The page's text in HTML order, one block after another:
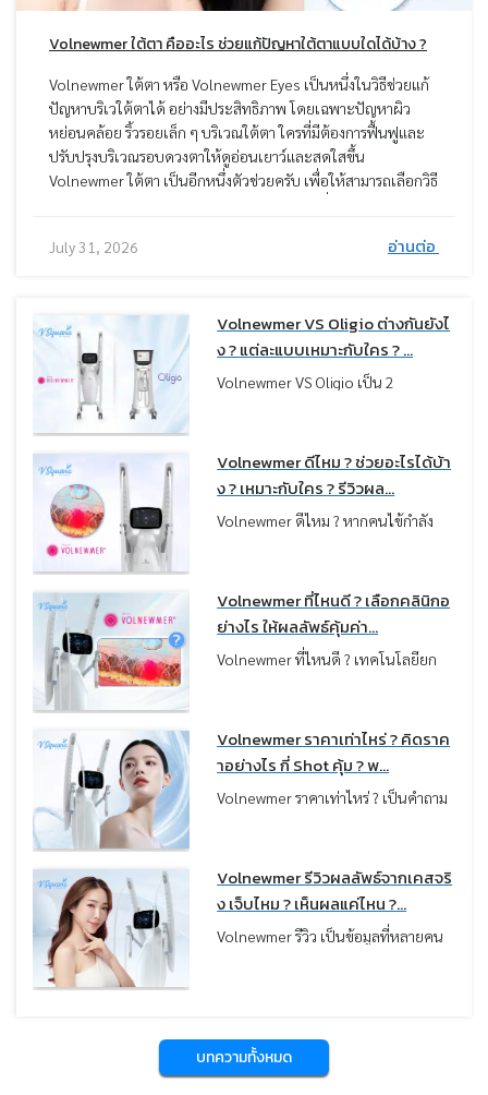
Volnewmer ใต้ตา คืออะไร ช่วยแก้ปัญหาใต้ตาแบบใดได้บ้าง ?
Volnewmer ใต้ตา หรือ Volnewmer Eyes เป็นหนึ่งในวิธีช่วยแก้
ปัญหาบริเวใต้ตาได้ อย่างมีประสิทธิภาพ โดยเฉพาะปัญหาผิว
หย่อนคล้อย ริ้วรอยเล็ก ๆ บริเวณใต้ตา ใครที่มีต้องการฟื้นฟูและ
ปรับปรุงบริเวณรอบดวงตาให้ดูอ่อนเยาว์และสดใสขึ้น
Volnewmer ใต้ตา เป็นอีกหนึ่งตัวช่วยครับ เพื่อให้สามารถเลือกวิธี
เสีย ผลลัพธ์ และตัดสินใจเลือกทำได้อย่างเหมาะสม
July 31, 2026 อ่านต่อ
Volnewmer VS Oligio ต่างกันยังไ
ง ? แต่ละแบบเหมาะกับใคร ? ...
Volnewmer VS Oligio เป็น 2
Monopolar RF เหมือนกัน แต่ในความ
เป็นจริง “ผลลัพธ์ที่ได้กลับไม่เหมือน
กัน” บางคนเน้นผิวฟู แน่น แต่บางคน
เน้นกรอบหน้าชัด ลดเหนียง ซึ่งทั้งหมด
Volnewmer ดีไหม ? ช่วยอะไรได้บ้า
ง ? เหมาะกับใคร ? รีวิวผล...
Volnewmer ดีไหม ? หากคนไข้กำลัง
Monopolar RF รุ่นใหม่อย่าง
Volnewmer คือตัวเลือกที่น่าสนใจมาก
ครับ เพราะถูกออกแบบมาเพื่อช่วยแก้
ปัญหาผิวหย่อนคล้อยและกระตุ้นคอล
Volnewmer ที่ไหนดี ? เลือกคลินิกอ
ย่างไร ให้ผลลัพธ์คุ้มค่า...
Volnewmer ที่ไหนดี ? เทคโนโลยียก
ควรเลือกคลินิกอย่างไร ? ให้ปลอดภัย
และได้ผลลัพธ์ตรงตามความคาดหวัง
บทความนี้หมอได้รวบรวมเช็กลิสต์ที่ควร
พิจารณาก่อนทำ เพื่อใช้เป็นแนวทางใน
Volnewmer ราคาเท่าไหร่ ? คิดราค
าอย่างไร กี่ Shot คุ้ม ? พ...
Volnewmer ราคาเท่าไหร่ ? เป็นคำถาม
ผิวจากประเทศเกาหลี ที่กำลังได้รับ
ความนิยมมากขึ้น จากรีวิวเรื่องผลลัพธ์
การยกกระชับที่ชัดเจน ความรู้สึกสบาย
ระหว่างทำ และระดับราคาที่ไม่สูงมาก
Shot และตำแหน่งที่รักษา
Volnewmer รีวิวผลลัพธ์จากเคสจริ
ง เจ็บไหม ? เห็นผลแค่ไหน ?...
Volnewmer รีวิว เป็นข้อมูลที่หลายคน
บทความนี้หมอรวบรวมรีวิวผลลัพธ์ ข้อดี
และข้อควรรู้ เพื่อช่วยให้เข้าใจก่อน
บทความทั้งหมด